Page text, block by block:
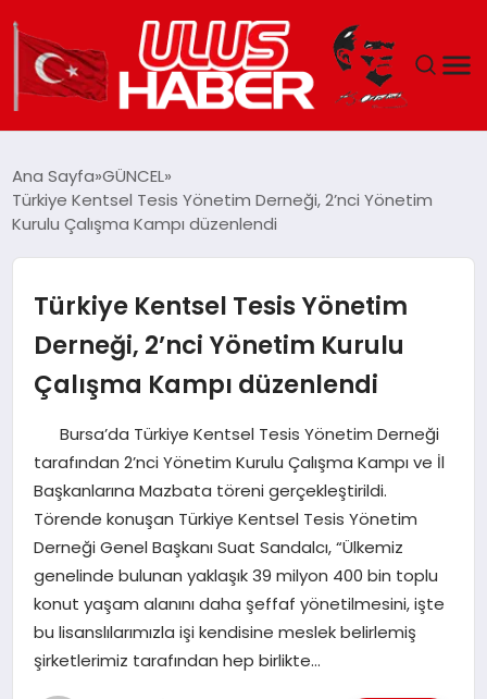
DÜNYA
TEKNOLOJI
EĞITIM
MAGAZIN
SPOR
YAŞAM
Ana Sayfa GÜNCEL
Türkiye Kentsel Tesis Yönetim Derneği, 2’nci Yönetim
Kurulu Çalışma Kampı düzenlendi
Türkiye Kentsel Tesis Yönetim
Derneği, 2’nci Yönetim Kurulu
Çalışma Kampı düzenlendi
Bursa’da Türkiye Kentsel Tesis Yönetim Derneği
tarafından 2’nci Yönetim Kurulu Çalışma Kampı ve İl
Başkanlarına Mazbata töreni gerçekleştirildi.
Törende konuşan Türkiye Kentsel Tesis Yönetim
Derneği Genel Başkanı Suat Sandalcı, “Ülkemiz
genelinde bulunan yaklaşık 39 milyon 400 bin toplu
konut yaşam alanını daha şeffaf yönetilmesini, işte
bu lisanslılarımızla işi kendisine meslek belirlemiş
şirketlerimiz tarafından hep birlikte…